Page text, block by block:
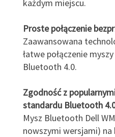
każdym miejscu.
Proste połączenie
Zaawansowana
łatwe połączenie
Bluetooth 4.0.
Zgodność z
standardu Bluetooth
Mysz Bluetooth Dell
nowszymi wersjami)